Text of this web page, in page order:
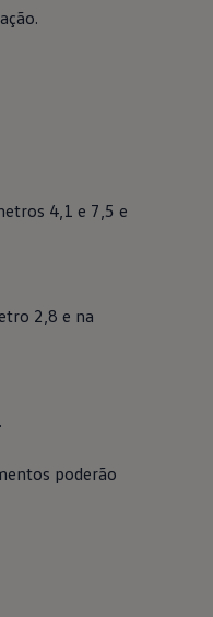
4,1 e 7,5 e
2,8 e na
poderão